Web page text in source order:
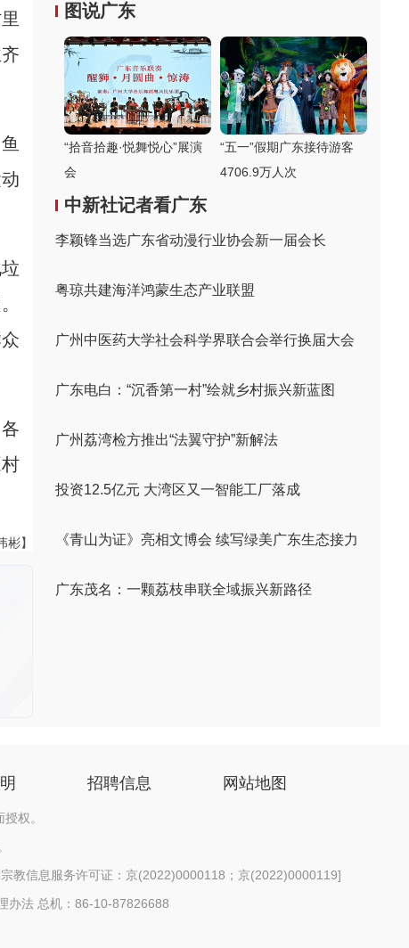
彬】
图说广东
“拾音拾趣·悦舞悦心”展演
会
“五一”假期广东接待游客
4706.9万人次
中新社记者看广东
李颖锋当选广东省动漫行业协会新一届会长
粤琼共建海洋鸿蒙生态产业联盟
广州中医药大学社会科学界联合会举行换届大会
广东电白：“沉香第一村”绘就乡村振兴新蓝图
广州荔湾检方推出“法翼守护”新解法
投资12.5亿元 大湾区又一智能工厂落成
《青山为证》亮相文博会 续写绿美广东生态接力
广东茂名：一颗荔枝串联全域振兴新路径
招聘信息 网站地图
权。
教信息服务许可证：京(2022)0000118；京(2022)0000119]
办法 总机：86-10-87826688